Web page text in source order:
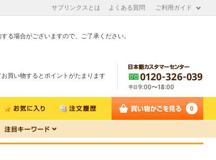
サプリンクスとは よくある質問 ご利用ガイド
る場合がございますので、ご了承ください。
お買い物するとポイントがたまります
0